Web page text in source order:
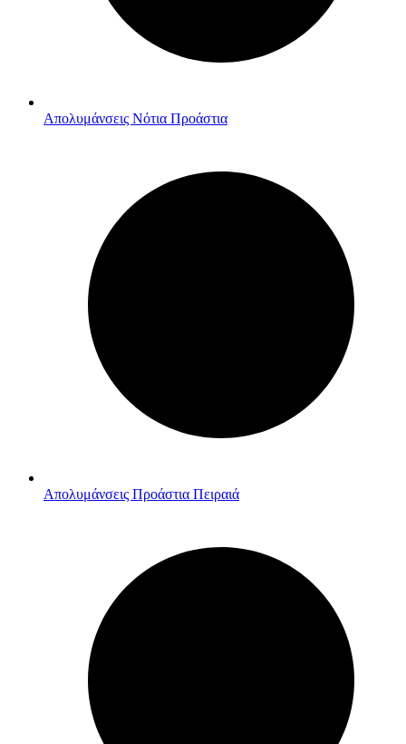
Απολυμάνσεις Νότια Προάστια
Απολυμάνσεις Προάστια Πειραιά